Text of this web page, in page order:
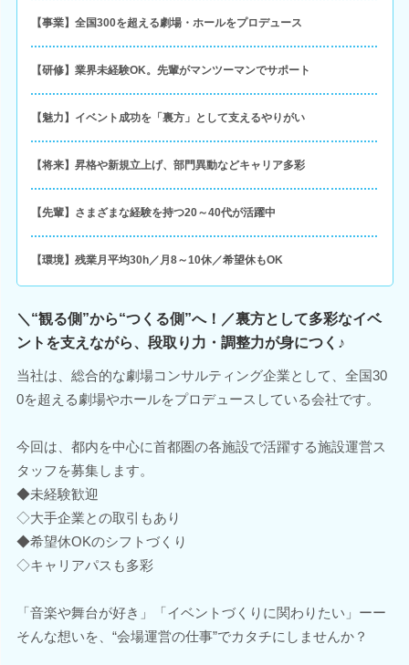
【事業】全国300を超える劇場・ホールをプロデュース
【研修】業界未経験OK。先輩がマンツーマンでサポート
【魅力】イベント成功を「裏方」として支えるやりがい
【将来】昇格や新規立上げ、部門異動などキャリア多彩
【先輩】さまざまな経験を持つ20～40代が活躍中
【環境】残業月平均30h／月8～10休／希望休もOK
＼“観る側”から“つくる側”へ！／裏方として多彩なイベ
ントを支えながら、段取り力・調整力が身につく♪
当社は、総合的な劇場コンサルティング企業として、全国30
0を超える劇場やホールをプロデュースしている会社です。
今回は、都内を中心に首都圏の各施設で活躍する施設運営ス
タッフを募集します。
◆未経験歓迎
◇大手企業との取引もあり
◆希望休OKのシフトづくり
◇キャリアパスも多彩
「音楽や舞台が好き」「イベントづくりに関わりたい」ーー
そんな想いを、“会場運営の仕事”でカタチにしませんか？